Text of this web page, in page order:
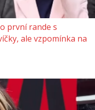
první rande s
ale vzpomínka na